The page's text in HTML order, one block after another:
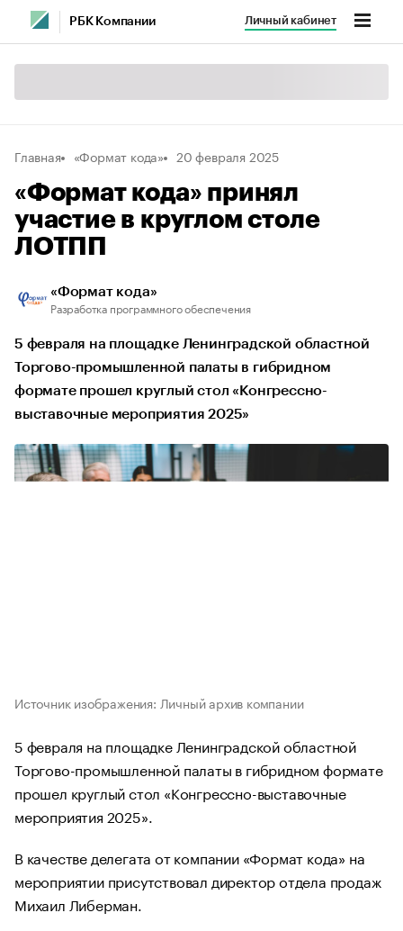
РБК Компании Личный кабинет
Главная «Формат кода» 20 февраля 2025
«Формат кода» принял
участие в круглом столе
ЛОТПП
«Формат кода»
Разработка программного обеспечения
5 февраля на площадке Ленинградской областной
Торгово-промышленной палаты в гибридном
формате прошел круглый стол «Конгрессно-
выставочные мероприятия 2025»
Источник изображения: Личный архив компании
5 февраля на площадке Ленинградской областной
Торгово-промышленной палаты в гибридном формате
прошел круглый стол «Конгрессно-выставочные
мероприятия 2025».
В качестве делегата от компании «Формат кода» на
мероприятии присутствовал директор отдела продаж
Михаил Либерман.